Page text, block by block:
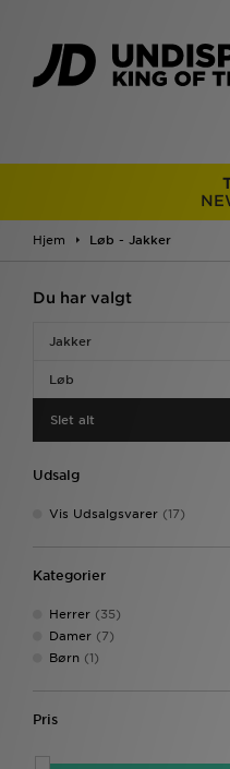
Hjem Løb - Jakker
Du har valgt
Jakker
Løb
Slet alt
Udsalg
Vis Udsalgsvarer (17)
Kategorier
Herrer (35)
Damer (7)
Børn (1)
Pris